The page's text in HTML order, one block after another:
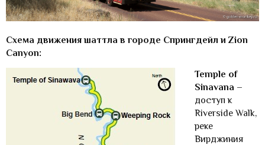
Схема движения шаттла в городе Спрингдейл и Zion
Canyon:
Temple of
Sinavana –
доступ к
Riverside Walk,
реке
Вирджиния